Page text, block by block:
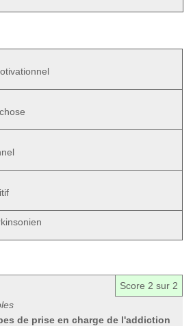
Score 2 sur 2
de prise en charge de l'addiction